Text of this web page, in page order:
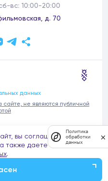
вс: 10:00-20:00
д. 70
данных
не являются публичной
предложений частных услуг от
ремонтов, продажи
внимание на то, что
таких услуг, не имеет
и не обращается к частным
вы соглашаетесь на
также даете согласие на
.
Политика
обработки
данных